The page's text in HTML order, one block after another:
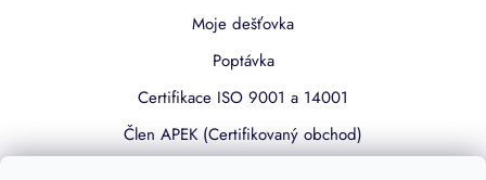
Moje dešťovka
Poptávka
Certifikace ISO 9001 a 14001
Člen APEK (Certifikovaný obchod)